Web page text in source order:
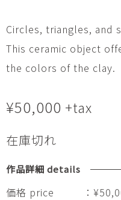
Circles, triangles, and
This ceramic object
the colors of the clay.
¥50,000 +tax
在庫切れ
作品詳細 details
価格 price
：